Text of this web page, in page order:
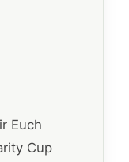
Euch
Cup